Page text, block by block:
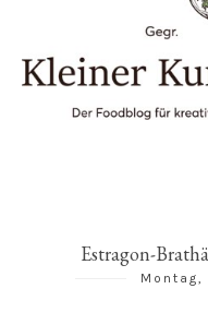
Estragon-